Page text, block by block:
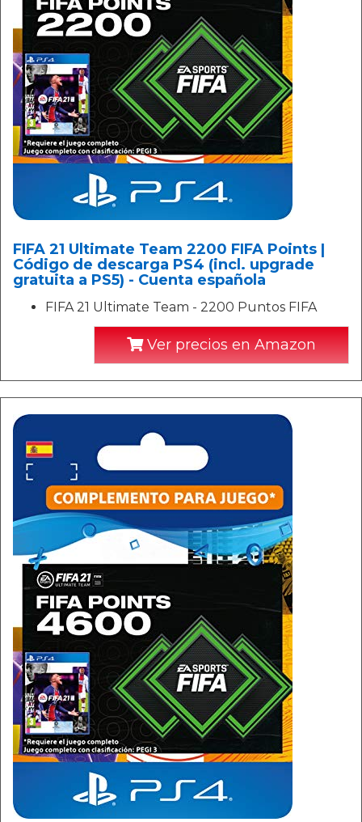
FIFA 21 Ultimate Team 2200 FIFA Points |
Código de descarga PS4 (incl. upgrade
gratuita a PS5) - Cuenta española
FIFA 21 Ultimate Team - 2200 Puntos FIFA
Ver precios en Amazon